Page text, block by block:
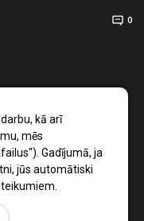
kā arī
mēs
Gadījumā, ja
jūs automātiski
0